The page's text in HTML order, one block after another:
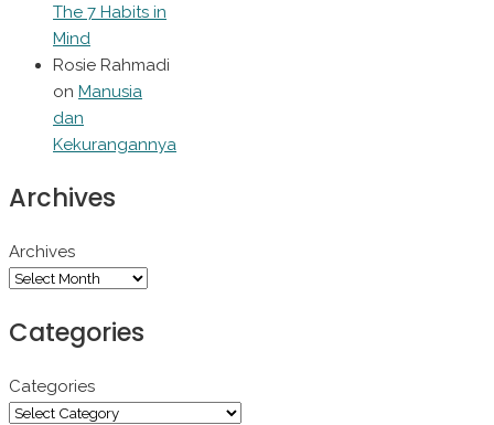
The 7 Habits in
Mind
Rosie Rahmadi
on Manusia
dan
Kekurangannya
Archives
Archives
Categories
Categories